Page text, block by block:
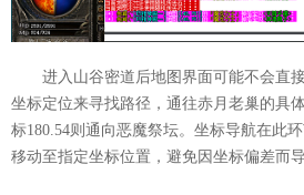
进入山谷密道后地图界面可能不会直
坐标定位来寻找路径，通往赤月老巢的具
标180.54则通向恶魔祭坛。坐标导航在此
移动至指定坐标位置，避免因坐标偏差而